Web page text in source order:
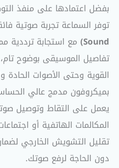
توفر السماعة تجربة صوتية
Sound) مع استجابة ترددية
القوية وحتى الأصوات الحادة
بميكروفون مدمج عالي
يعمل على التقاط وتوصيل
المكالمات الهاتفية أو
تقليل التشويش الخارجي
دون الحاجة لرفع صوتك.